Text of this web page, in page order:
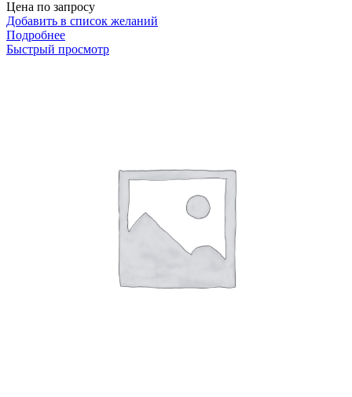
Цена по запросу
Добавить в список желаний
Подробнее
Быстрый просмотр